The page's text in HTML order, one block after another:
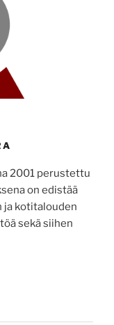
2001 perustettu
on edistää
ja kotitalouden
sekä siihen